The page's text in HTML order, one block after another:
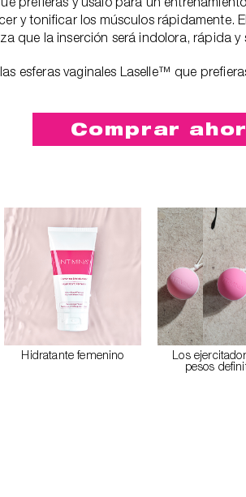
y tonificar los músculos rápidamente. El
que la inserción será indolora, rápida y
esferas vaginales Laselle™ que
Comprar
Hidratante femenino
Los
pesos